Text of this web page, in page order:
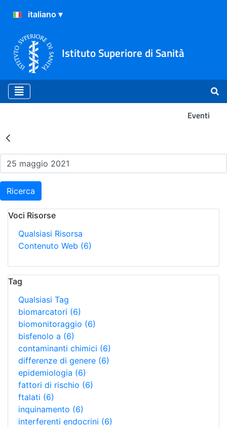
Istituto Superiore di Sanità
Eventi
Risultati della Ricerca -
Ricerca
Voci Risorse
Qualsiasi Risorsa
Contenuto Web (6)
Tag
Qualsiasi Tag
biomarcatori (6)
biomonitoraggio (6)
bisfenolo a (6)
contaminanti chimici (6)
differenze di genere (6)
epidemiologia (6)
fattori di rischio (6)
ftalati (6)
inquinamento (6)
interferenti endocrini (6)